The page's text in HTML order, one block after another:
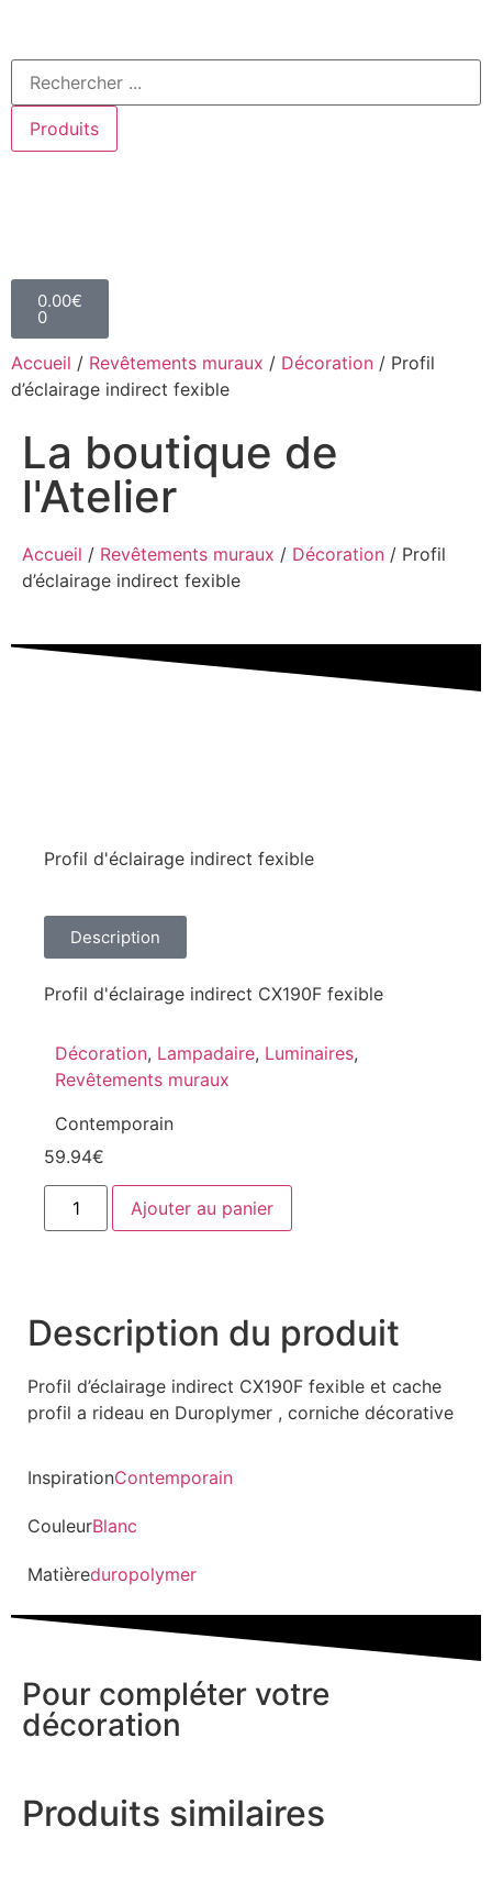
Produits
0.00€
0
Accueil / Revêtements muraux / Décoration / Profil
d’éclairage indirect fexible
La boutique de
l'Atelier
Accueil / Revêtements muraux / Décoration / Profil
d’éclairage indirect fexible
Profil d'éclairage indirect fexible
Description
Profil d'éclairage indirect CX190F fexible
Décoration, Lampadaire, Luminaires,
Revêtements muraux
Contemporain
59.94€
Ajouter au panier
Description du produit
Profil d’éclairage indirect CX190F fexible et cache
profil a rideau en Duroplymer , corniche décorative
InspirationContemporain
CouleurBlanc
Matièreduropolymer
Pour compléter votre
décoration
Produits similaires